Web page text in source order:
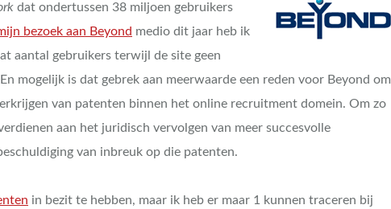
dat ondertussen 38 miljoen gebruikers
bezoek aan Beyond medio dit jaar heb ik
aantal gebruikers terwijl de site geen
mogelijk is dat gebrek aan meerwaarde een reden voor Beyond om
van patenten binnen het online recruitment domein. Om zo
aan het juridisch vervolgen van meer succesvolle
van inbreuk op die patenten.
in bezit te hebben, maar ik heb er maar 1 kunnen traceren bij